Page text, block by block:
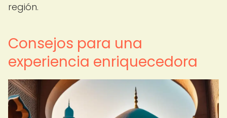
región.
Consejos para una
experiencia enriquecedora